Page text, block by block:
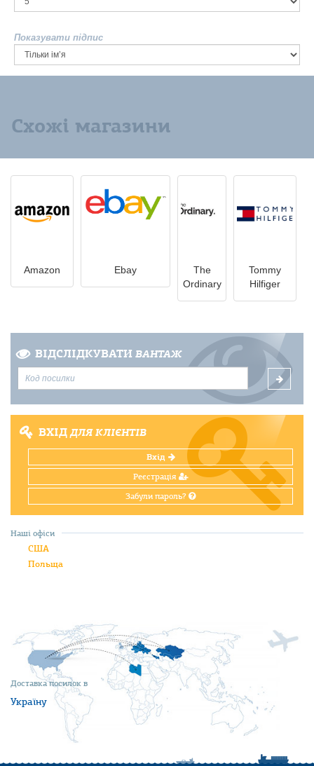
Показувати підпис
Схожі магазини
Amazon Ebay
The
Ordinary
Tommy
Hilfiger
ВІДСЛІДКУВАТИ ВАНТАЖ
ВХІДДЛЯ КЛІЄНТІВ
Вхід
Реєстрація
Забули пароль?
Доставка посилок в
Україну
Наші офіси
США
Польща